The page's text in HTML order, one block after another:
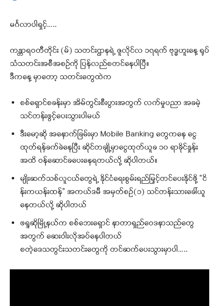
မင်္ဂလာပါရှင့်…..
ကန္တာရဝတီတိုင်း (မ်) သတင်းဌာနရဲ့ ဇူလိုင်လ ၁၇ရက် ဗုဒ္ဓဟူးနေ့ ရုပ်
သံသတင်းအစီအစဉ်ကို ပြန်လည်စတင်နေပါပြီ။
ဒီကနေ့ မှာတော့ သတင်းတွေထဲက
စစ်ရှောင်စခန်းမှာ အိမ်တွင်းစီးပွားအတွက် လက်မှုပညာ အခမဲ့
သင်တန်းဖွင့်ပေးသွားပါမယ်
ဒီးမော့ဆို အနောက်ခြမ်းမှာ Mobile Banking တွေကနေ ငွေ
ထုတ်ရန်ခက်ခဲနေပြီး ဆိုင်တချို့မှာငွေထုတ်ယူခ ၁၀ ရာခိုင်နှုန်း
အထိ ဝန်ဆောင်ခပေးနေရတယ်လို့ ဆိုပါတယ်။
မျိုးဆက်သစ်လူငယ်တွေရဲ့ နိုင်ငံရေးစွမ်းရည်မြှင့်တင်ပေးနိုင်ဖို့ “ငိ
န်းကယန်းထန်” အကယ်ဒမီ အမှတ်စဥ်(၁) သင်တန်းသားခေါ်ယူ
နေတယ်လို့ ဆိုပါတယ်
ဖရူဆိုမြို့နယ်က စစ်ဘေးရှောင် နာတာရှည်ဝေဒနာသည်တွေ
အတွက် ဆေးဝါးလိုအပ်နေပါတယ်
စတဲ့ဒေသတွင်းသတင်းတွေကို တင်ဆက်ပေးသွားမှာပါ…..